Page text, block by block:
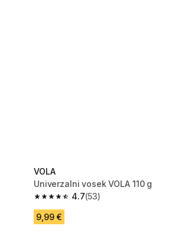
VOLA
Univerzalni vosek VOLA 110 g
4.7
4.7 od 5 zvezdic from 53 ocene
(53)
9,99 €